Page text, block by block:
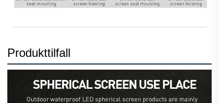
Produkttilfall